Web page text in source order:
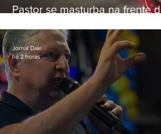
Pastor se masturba na frente de
Jornal Daki
há 2 horas